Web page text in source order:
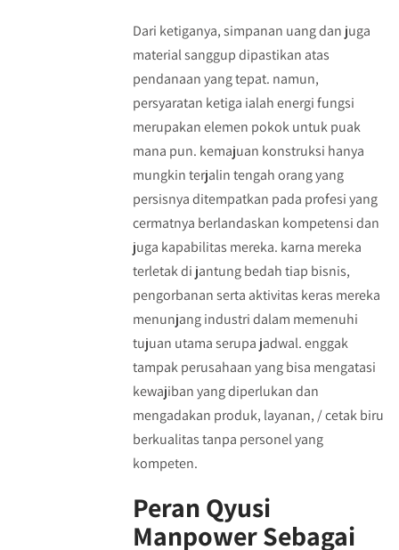
Dari ketiganya, simpanan uang dan juga
material sanggup dipastikan atas
pendanaan yang tepat. namun,
persyaratan ketiga ialah energi fungsi
merupakan elemen pokok untuk puak
mana pun. kemajuan konstruksi hanya
mungkin terjalin tengah orang yang
persisnya ditempatkan pada profesi yang
cermatnya berlandaskan kompetensi dan
juga kapabilitas mereka. karna mereka
terletak di jantung bedah tiap bisnis,
pengorbanan serta aktivitas keras mereka
menunjang industri dalam memenuhi
tujuan utama serupa jadwal. enggak
tampak perusahaan yang bisa mengatasi
kewajiban yang diperlukan dan
mengadakan produk, layanan, / cetak biru
berkualitas tanpa personel yang
kompeten.
Peran Qyusi
Manpower Sebagai